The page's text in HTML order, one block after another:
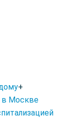
+
в Москве